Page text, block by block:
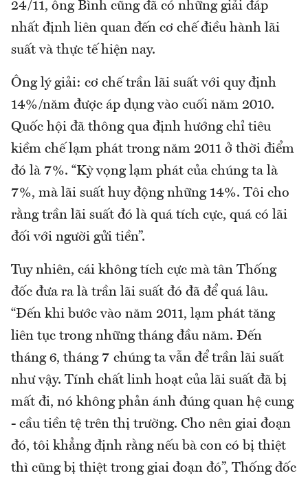
24/11, ông Bình cũng đã có những giải đáp
nhất định liên quan đến cơ chế điều hành lãi
suất và thực tế hiện nay.
Ông lý giải: cơ chế trần lãi suất với quy định
14%/năm được áp dụng vào cuối năm 2010.
Quốc hội đã thông qua định hướng chỉ tiêu
kiềm chế lạm phát trong năm 2011 ở thời điểm
đó là 7%. “Kỳ vọng lạm phát của chúng ta là
7%, mà lãi suất huy động những 14%. Tôi cho
rằng trần lãi suất đó là quá tích cực, quá có lãi
đối với người gửi tiền”.
Tuy nhiên, cái không tích cực mà tân Thống
đốc đưa ra là trần lãi suất đó đã để quá lâu.
“Đến khi bước vào năm 2011, lạm phát tăng
liên tục trong những tháng đầu năm. Đến
tháng 6, tháng 7 chúng ta vẫn để trần lãi suất
như vậy. Tính chất linh hoạt của lãi suất đã bị
mất đi, nó không phản ánh đúng quan hệ cung
- cầu tiền tệ trên thị trường. Cho nên giai đoạn
đó, tôi khẳng định rằng nếu bà con có bị thiệt
thì cũng bị thiệt trong giai đoạn đó”, Thống đốc